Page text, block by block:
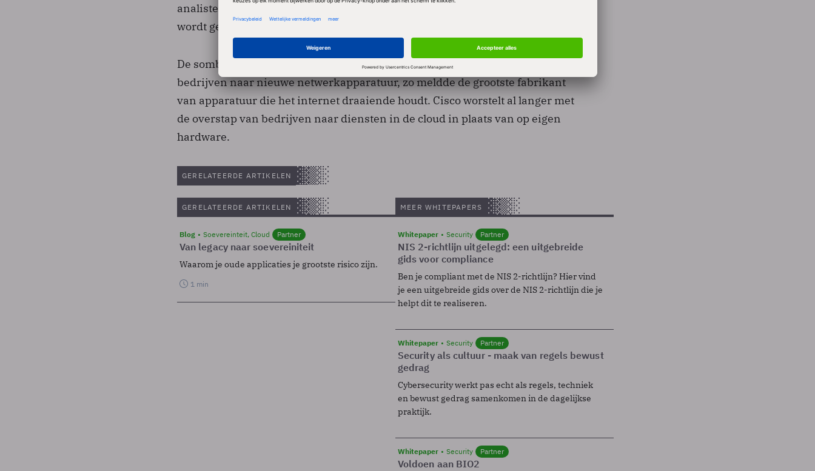
analisten gemiddeld uitgingen van 0,58 dollar per aandeel. Van de omzet
wordt gemiddeld gerekend op een daling van 1 procent.
De sombere verwachtingen hebben te maken met een matige vraag van
bedrijven naar nieuwe netwerkapparatuur, zo meldde de grootste fabrikant
van apparatuur die het internet draaiende houdt. Cisco worstelt al langer met
de overstap van bedrijven naar diensten in de cloud in plaats van op eigen
hardware.
GERELATEERDE ARTIKELEN
GERELATEERDE ARTIKELEN
Blog Soevereinteit, Cloud Partner
Van legacy naar soevereiniteit
Waarom je oude applicaties je grootste risico zijn.
1 min
MEER WHITEPAPERS
Whitepaper Security Partner
NIS 2-richtlijn uitgelegd: een uitgebreide
gids voor compliance
Ben je compliant met de NIS 2-richtlijn? Hier vind
je een uitgebreide gids over de NIS 2-richtlijn die je
helpt dit te realiseren.
Whitepaper Security Partner
Security als cultuur - maak van regels bewust
gedrag
Cybersecurity werkt pas echt als regels, techniek
en bewust gedrag samenkomen in de dagelijkse
praktijk.
Whitepaper Security Partner
Voldoen aan BIO2